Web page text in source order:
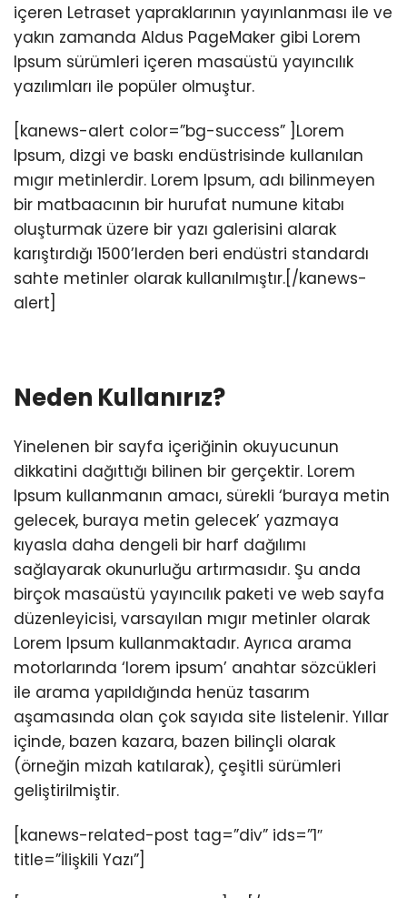
içeren Letraset yapraklarının yayınlanması ile ve
yakın zamanda Aldus PageMaker gibi Lorem
Ipsum sürümleri içeren masaüstü yayıncılık
yazılımları ile popüler olmuştur.
[kanews-alert color=”bg-success” ]Lorem
Ipsum, dizgi ve baskı endüstrisinde kullanılan
mıgır metinlerdir. Lorem Ipsum, adı bilinmeyen
bir matbaacının bir hurufat numune kitabı
oluşturmak üzere bir yazı galerisini alarak
karıştırdığı 1500’lerden beri endüstri standardı
sahte metinler olarak kullanılmıştır.[/kanews-
alert]
Neden Kullanırız?
Yinelenen bir sayfa içeriğinin okuyucunun
dikkatini dağıttığı bilinen bir gerçektir. Lorem
Ipsum kullanmanın amacı, sürekli ‘buraya metin
gelecek, buraya metin gelecek’ yazmaya
kıyasla daha dengeli bir harf dağılımı
sağlayarak okunurluğu artırmasıdır. Şu anda
birçok masaüstü yayıncılık paketi ve web sayfa
düzenleyicisi, varsayılan mıgır metinler olarak
Lorem Ipsum kullanmaktadır. Ayrıca arama
motorlarında ‘lorem ipsum’ anahtar sözcükleri
ile arama yapıldığında henüz tasarım
aşamasında olan çok sayıda site listelenir. Yıllar
içinde, bazen kazara, bazen bilinçli olarak
(örneğin mizah katılarak), çeşitli sürümleri
geliştirilmiştir.
[kanews-related-post tag=”div” ids=”1″
title=”İlişkili Yazı”]